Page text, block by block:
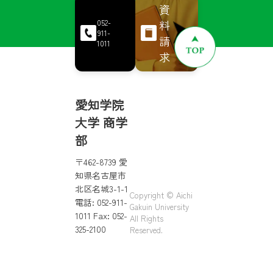
052-
911-
1011
資
料
請
求
愛知学院
大学 商学
部
〒462-8739 愛
知県名古屋市
北区名城3-1-1
電話: 052-911-
1011 Fax: 052-
325-2100
Copyright © Aichi
Gakuin University
All Rights
Reserved.